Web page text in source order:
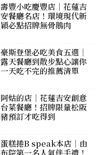
壽豐小吃慶豐店｜花蓮吉
安餐廳名店！環境現代新
穎必點招牌無骨鵝肉
豪斯登堡必吃美食五選｜
露天餐廳到散步點心讓你
一天吃不完的推薦清單
阿姑的店｜花蓮吉安創意
台菜餐廳！招牌限量松阪
豬預訂才吃得到
蛋糕捲B speak本店｜由
布院第一名人氣伴手禮！